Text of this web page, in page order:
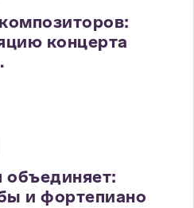
концерта
объединяет:
и фортепиано